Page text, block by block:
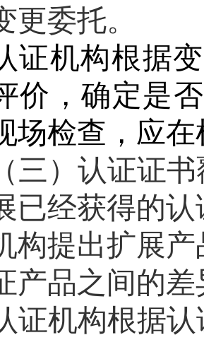
更委托。
证机构根据
价，确定是
场检查，应
（三）认证证
已经获得的
构提出扩展
产品之间的
证机构根据认